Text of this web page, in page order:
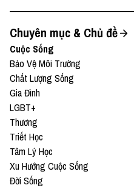
Chuyên mục & Chủ đề
Cuộc Sống
Bảo Vệ Môi Trường
Chất Lượng Sống
Gia Đình
LGBT+
Thương
Triết Học
Tâm Lý Học
Xu Hướng Cuộc Sống
Đời Sống